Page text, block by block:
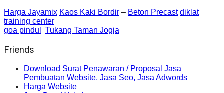
Harga Jayamix Kaos Kaki Bordir – Beton Precast diklat
training center
goa pindul
Tukang Taman Jogja
Friends
Download Surat Penawaran / Proposal Jasa
Pembuatan Website, Jasa Seo, Jasa Adwords
Harga Website